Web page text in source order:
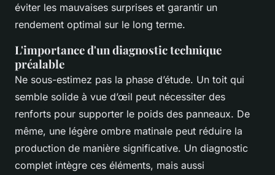
éviter les mauvaises surprises et garantir un
rendement optimal sur le long terme.
L'importance d'un diagnostic technique
préalable
Ne sous-estimez pas la phase d’étude. Un toit qui
semble solide à vue d’œil peut nécessiter des
renforts pour supporter le poids des panneaux. De
même, une légère ombre matinale peut réduire la
production de manière significative. Un diagnostic
complet intègre ces éléments, mais aussi